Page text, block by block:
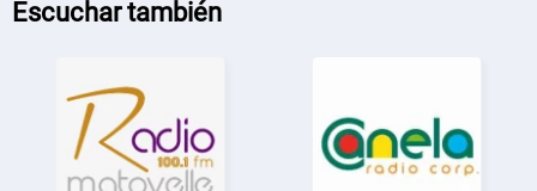
Escuchar también